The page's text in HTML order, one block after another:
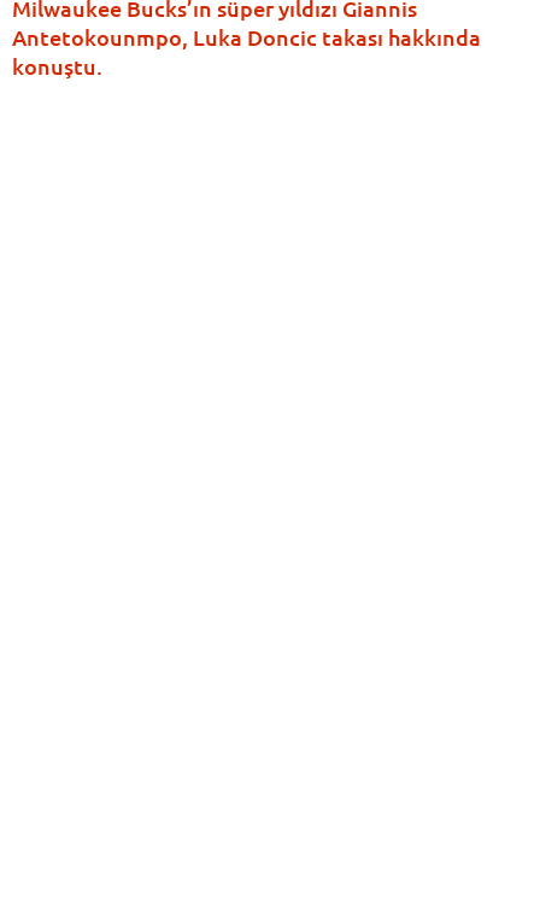
Milwaukee Bucks’ın süper yıldızı Giannis
Antetokounmpo, Luka Doncic takası hakkında
konuştu.